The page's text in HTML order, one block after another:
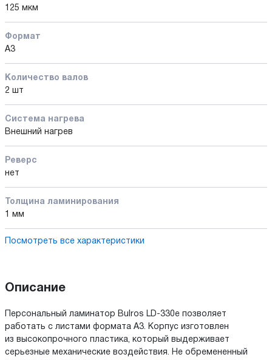
125 мкм
Формат
A3
Количество валов
2 шт
Cистема нагрева
Внешний нагрев
Реверс
нет
Толщина ламинирования
1 мм
Посмотреть все характеристики
Описание
Персональный ламинатор Bulros LD-330e позволяет
работать с листами формата А3. Корпус изготовлен
из высокопрочного пластика, который выдерживает
серьезные механические воздействия. Не обремененный